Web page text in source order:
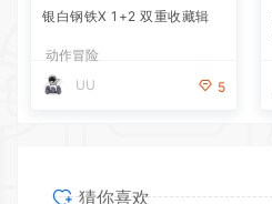
银白钢铁X 1+2 双重收藏辑
动作冒险
UU
5
猜你喜欢